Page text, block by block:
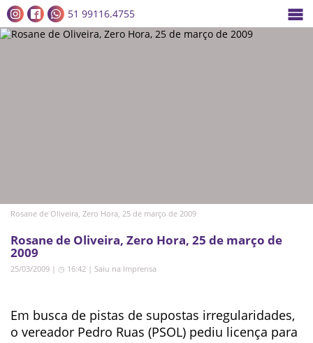
51 99116.4755
Rosane de Oliveira, Zero Hora, 25 de março de 2009
Rosane de Oliveira, Zero Hora, 25 de março de
2009
25/03/2009 | ◷ 16:42 | Saiu na Imprensa
Em busca de pistas de supostas irregularidades,
o vereador Pedro Ruas (PSOL) pediu licença para